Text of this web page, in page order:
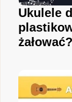
Ukulele
żałować?